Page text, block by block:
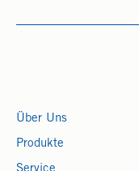
Über Uns
Produkte